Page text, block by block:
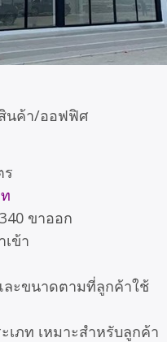
นค้า/ออฟฟิศ
ร
ขาออก
ข้า
ละขนาดตามที่ลูกค้าใช้
เภท เหมาะสำหรับลูกค้า